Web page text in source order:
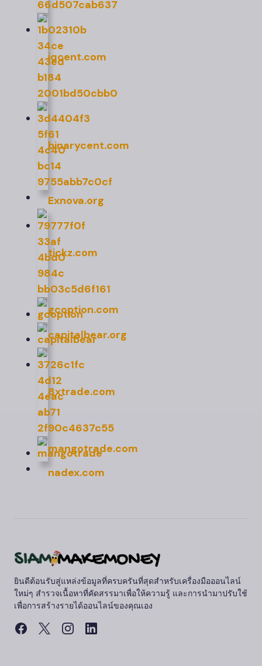
iqcent.com
binarycent.com
Exnova.org
tickz.com
gcoption.com
capitalbear.org
8xtrade.com
mangotrade.com
nadex.com
ยินดีต้อนรับสู่แหล่งข้อมูลที่ครบครันที่สุดสำหรับเครื่องมือออนไลน์
ใหม่ๆ สำรวจเนื้อหาที่คัดสรรมาเพื่อให้ความรู้ และการนำมาปรับใช้
เพื่อการสร้างรายได้ออนไลน์ของคุณเอง